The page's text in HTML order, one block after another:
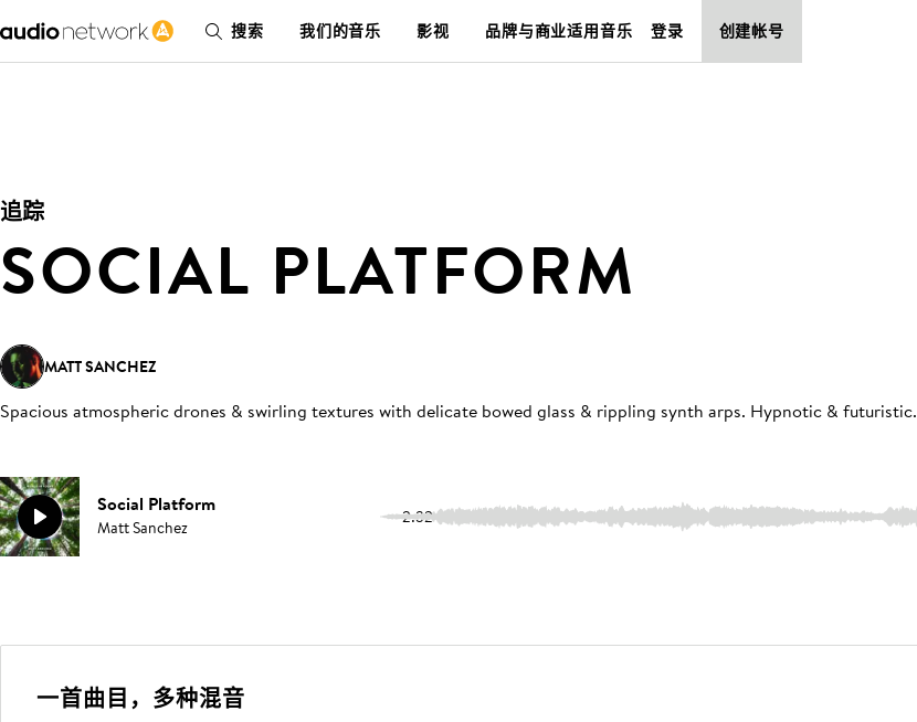
搜索 我们的音乐 影视 品牌与商业适用音乐 登录 创建帐号
追踪
SOCIAL PLATFORM
MATT SANCHEZ
Spacious atmospheric drones & swirling textures with delicate bowed glass & rippling synth arps. Hypnotic & futuristic.
Social Platform
Matt Sanchez 2:32
一首曲目，多种混音